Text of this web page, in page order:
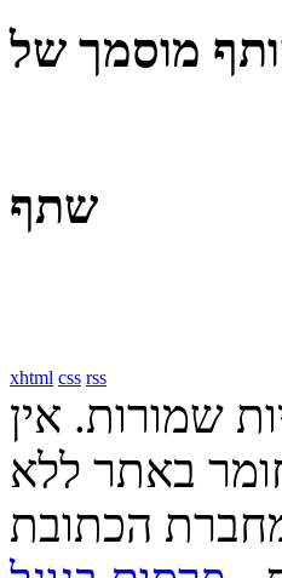
שתף
xhtml css rss
שמורות. אין
באתר ללא